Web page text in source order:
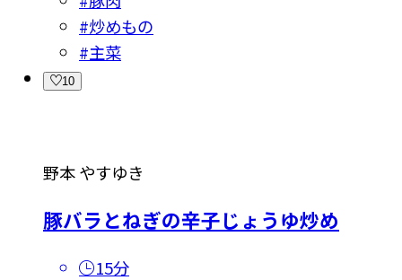
#炒めもの
#主菜
10
野本 やすゆき
豚バラとねぎの辛子じょうゆ炒め
15分